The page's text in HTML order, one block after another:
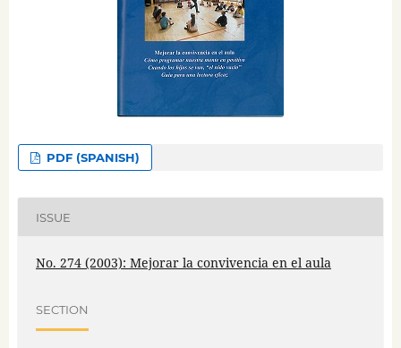
PDF (SPANISH)
ISSUE
No. 274 (2003): Mejorar la convivencia en el aula
SECTION